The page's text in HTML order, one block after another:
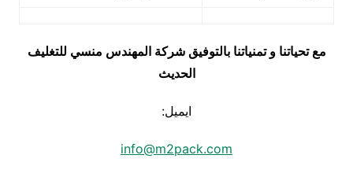
مع تحياتنا و تمنياتنا بالتوفيق شركة المهندس منسي للتغليف
الحديث
ايميل:
info@m2pack.com